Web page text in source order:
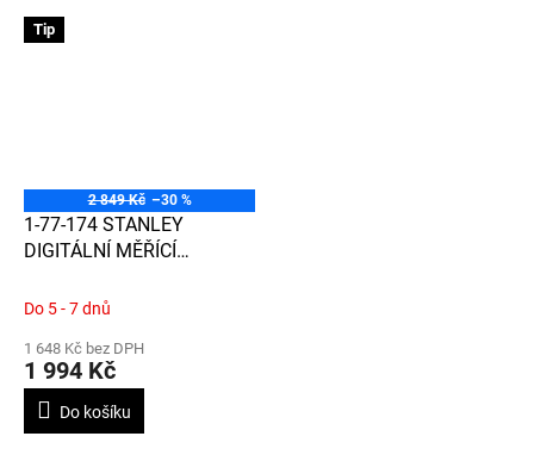
Tip
2 849 Kč –30 %
1-77-174 STANLEY
DIGITÁLNÍ MĚŘÍCÍ
Do 5 - 7 dnů
1 648 Kč bez DPH
1 994 Kč
Do košíku